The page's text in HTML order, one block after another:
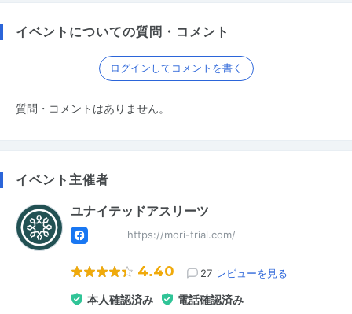
イベントについての質問・コメント
ログインしてコメントを書く
質問・コメントはありません。
イベント主催者
ユナイテッドアスリーツ
https://mori-trial.com/
4.40 27 レビューを見る
本人確認済み 電話確認済み